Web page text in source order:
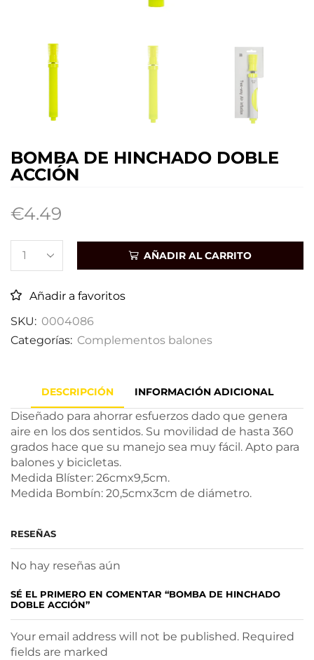
BOMBA DE HINCHADO DOBLE
ACCIÓN
€4.49
AÑADIR AL CARRITO
Añadir a favoritos
SKU: 0004086
Categorías: Complementos balones
DESCRIPCIÓN INFORMACIÓN ADICIONAL
Diseñado para ahorrar esfuerzos dado que genera
aire en los dos sentidos. Su movilidad de hasta 360
grados hace que su manejo sea muy fácil. Apto para
balones y bicicletas.
Medida Blíster: 26cmx9,5cm.
Medida Bombín: 20,5cmx3cm de diámetro.
RESEÑAS
No hay reseñas aún
SÉ EL PRIMERO EN COMENTAR “BOMBA DE HINCHADO
DOBLE ACCIÓN”
Your email address will not be published. Required
fields are marked